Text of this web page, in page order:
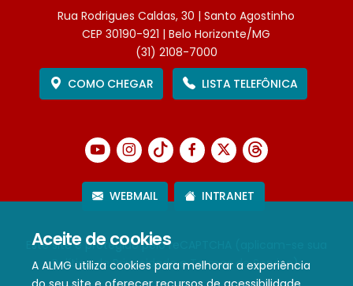
Aceite de cookies
A ALMG utiliza cookies para melhorar a experiência
Rua Rodrigues Caldas, 30 | Santo Agostinho
CEP 30190-921 | Belo Horizonte/MG
(31) 2108-7000
COMO CHEGAR
LISTA TELEFÔNICA
WEBMAIL INTRANET
Este site é protegido pelo reCAPTCHA (aplicam-se sua
Política de PrivacidadeeTermos de Serviço).